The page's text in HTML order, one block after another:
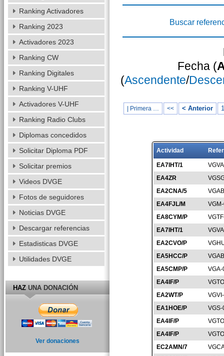
Buscar
Fecha (
(Ascendente/
| Primera … << < Anterior
Actividad
EA7IHT/1
EA4ZR
EA2CNA/5
EA4FJL/M
EA8CYM/P
EA7IHT/1
EA2CVO/P
EA5HCC/P
EA5CMP/P
EA4IF/P
EA2WT/P
EA1HOE/P
EA4IF/P
EA4IF/P
EC2AMN/7
Ranking Activadores
Ranking 2023
Activadores 2023
Ranking CW
Ranking Digitales
Ranking V-UHF
Activadores V-UHF
Ranking Radio Clubs
Diplomas concedidos
Solicitar Diploma PDF
Solicitar premios
Videos DVGE
Fotos de seguidores
Noticias DVGE
Descargar referencias
Estadisticas DVGE
Utilidades DVGE
HAZUNA DONACIÓN
Ver donaciones